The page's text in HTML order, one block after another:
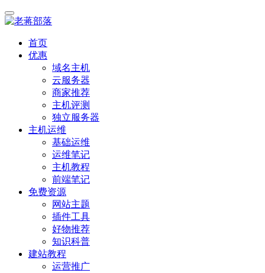
首页
优惠
域名主机
云服务器
商家推荐
主机评测
独立服务器
主机运维
基础运维
运维笔记
主机教程
前端笔记
免费资源
网站主题
插件工具
好物推荐
知识科普
建站教程
运营推广